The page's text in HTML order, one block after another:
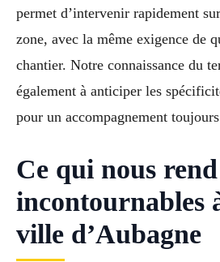
permet d’intervenir rapidement
zone, avec la même exigence de
chantier. Notre connaissance du
également à anticiper les
pour un accompagnement
Ce qui nous rend
incontournables
ville d’Aubagne